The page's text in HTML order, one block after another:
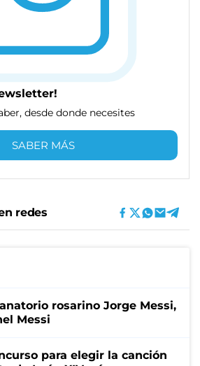
desde donde necesites
SABER MÁS
redes
rosarino Jorge Messi,
Messi
para elegir la canción